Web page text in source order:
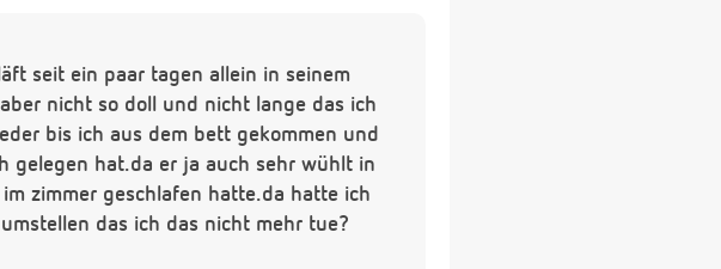
seit ein paar tagen allein in seinem
nicht so doll und nicht lange das ich
bis ich aus dem bett gekommen und
gelegen hat.da er ja auch sehr wühlt in
zimmer geschlafen hatte.da hatte ich
das ich das nicht mehr tue?